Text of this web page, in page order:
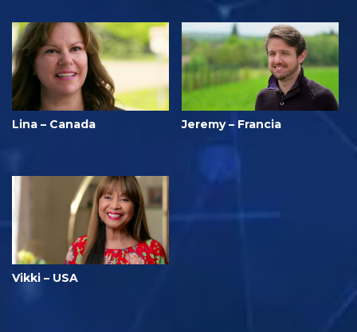
Lina – Canada Jeremy – Francia
Vikki – USA